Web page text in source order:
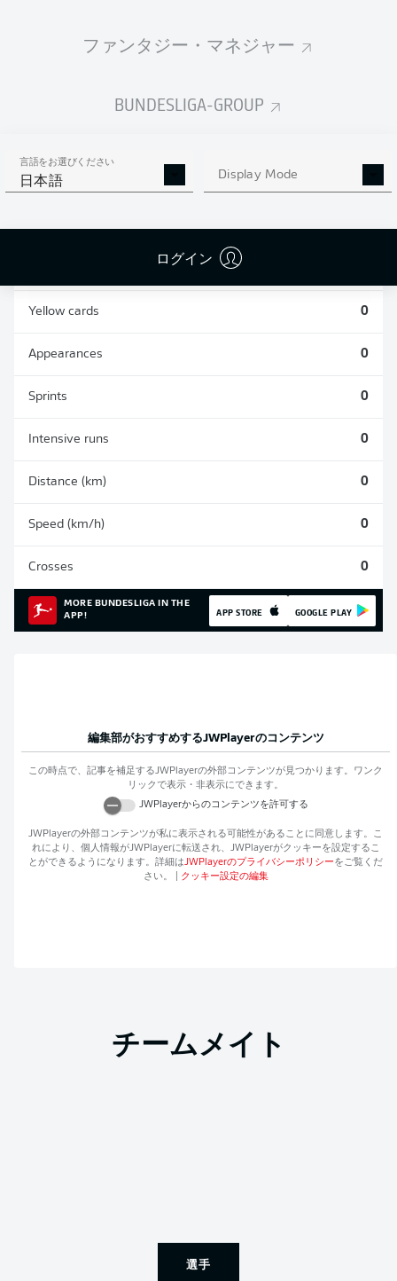
ファンタジー・マネジャー
BUNDESLIGA-GROUP
言語をお選びください
日本語 Display Mode
ログイン
統計 シーズン 2026/2027
AERIAL DUELS
WON
Yellow cards 0
Appearances 0
Sprints 0
Intensive runs 0
Distance (km) 0
Speed (km/h) 0
Crosses 0
MORE BUNDESLIGA IN THE
APP!
APP STORE GOOGLE PLAY
編集部がおすすめするJWPlayerのコンテンツ
この時点で、記事を補足するJWPlayerの外部コンテンツが見つかります。ワンク
リックで表示・非表示にできます。
JWPlayerからのコンテンツを許可する
JWPlayerの外部コンテンツが私に表示される可能性があることに同意します。こ
れにより、個人情報がJWPlayerに転送され、 JWPlayerがクッキーを設定するこ
とができるようになります。詳細はJWPlayerのプライバシーポリシーをご覧くだ
さい。
クッキー設定の編集
チームメイト
選手